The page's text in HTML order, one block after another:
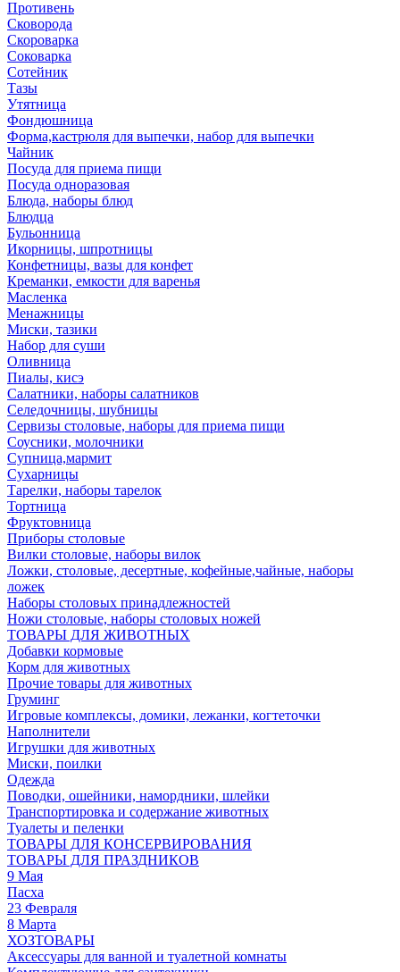
Противень
Сковорода
Скороварка
Соковарка
Сотейник
Тазы
Утятница
Фондюшница
Форма,кастрюля для выпечки, набор для выпечки
Чайник
Посуда для приема пищи
Посуда одноразовая
Блюда, наборы блюд
Блюдца
Бульонница
Икорницы, шпротницы
Конфетницы, вазы для конфет
Креманки, емкости для варенья
Масленка
Менажницы
Миски, тазики
Набор для суши
Оливница
Пиалы, кисэ
Салатники, наборы салатников
Селедочницы, шубницы
Сервизы столовые, наборы для приема пищи
Соусники, молочники
Супница,мармит
Сухарницы
Тарелки, наборы тарелок
Тортница
Фруктовница
Приборы столовые
Вилки столовые, наборы вилок
Ложки, столовые, десертные, кофейные,чайные, наборы
ложек
Наборы столовых принадлежностей
Ножи столовые, наборы столовых ножей
ТОВАРЫ ДЛЯ ЖИВОТНЫХ
Добавки кормовые
Корм для животных
Прочие товары для животных
Груминг
Игровые комплексы, домики, лежанки, когтеточки
Наполнители
Игрушки для животных
Миски, поилки
Одежда
Поводки, ошейники, намордники, шлейки
Транспортировка и содержание животных
Туалеты и пеленки
ТОВАРЫ ДЛЯ КОНСЕРВИРОВАНИЯ
ТОВАРЫ ДЛЯ ПРАЗДНИКОВ
9 Мая
Пасха
23 Февраля
8 Марта
ХОЗТОВАРЫ
Аксессуары для ванной и туалетной комнаты